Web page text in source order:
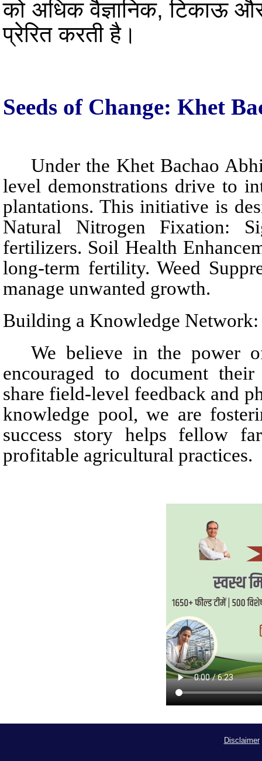
को अधिक वैज्ञानिक, टिकाऊ
प्रेरित करती है।
Seeds of Change: Khet
Under the Khet Bachao
level demonstrations drive to
plantations. This initiative is
Natural Nitrogen Fixation:
fertilizers. Soil Health
long-term fertility. Weed
manage unwanted growth.
Building a Knowledge Network:
We believe in the power
encouraged to document
share field-level feedback and
knowledge pool, we are
success story helps fellow
profitable agricultural practices.
Disclaimer